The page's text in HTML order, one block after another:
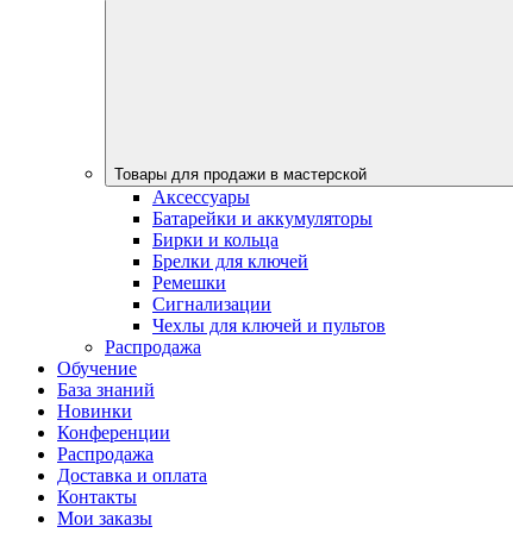
Товары для продажи в мастерской
Аксессуары
Батарейки и аккумуляторы
Бирки и кольца
Брелки для ключей
Ремешки
Сигнализации
Чехлы для ключей и пультов
Распродажа
Обучение
База знаний
Новинки
Конференции
Распродажа
Доставка и оплата
Контакты
Мои заказы